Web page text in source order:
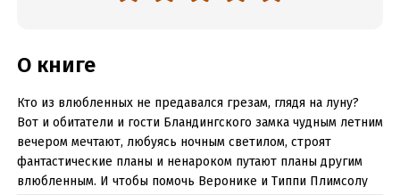
О книге
Кто из влюбленных не предавался грезам, глядя на луну?
Вот и обитатели и гости Бландингского замка чудным летним
вечером мечтают, любуясь ночным светилом, строят
фантастические планы и ненароком путают планы другим
влюбленным. И чтобы помочь Веронике и Типпи Плимсолу